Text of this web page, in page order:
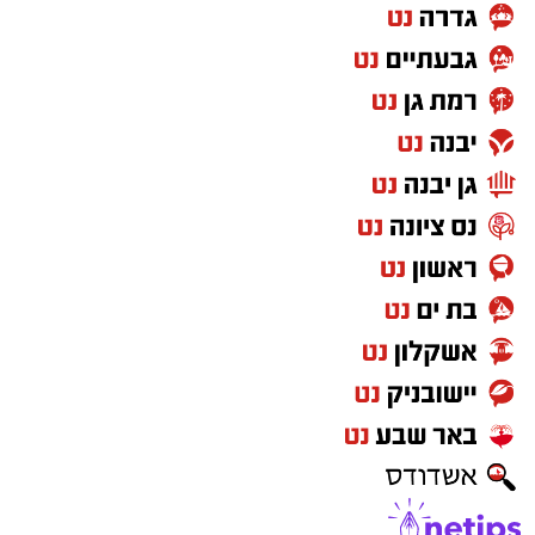
בפרסומינו צילום שיש לכם זכויות בו, אתם רשאים
לפנות אלינו ולבקש לחדול מהשימוש באמצעות
כתובת המייל:ram@isnet.co.il
הקורבנות, שדאגה מכך שבנה טרם שב, התקשרה
ללא הרף. התוקפים הורו לנער לענות ולומר שהוא
בפארק, וכשהבינו שהאם בדרכה למקום – הם
איימו על הקורבנות שאם ידברו הם יגיעו עד לביתם,
זרקו את הטלפונים ונמלטו מהמקום.
קרדיט: משטרת ישראל
נטיפס - רשת חברתית לטיפים והמלצות
שערים חשמליים בבאר שבע
מסלולים לטיולים
עורך דין באשדוד
קריית גת נט
חולון נט